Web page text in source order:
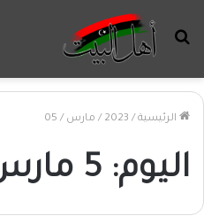
بحث
الرئيسية /
2023
/ مارس /
05
اليوم: 5 مارس، 2023